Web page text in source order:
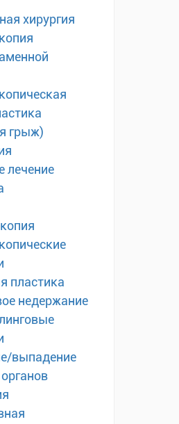
хирургия
грыж)
лечение
пластика
недержание
выпадение